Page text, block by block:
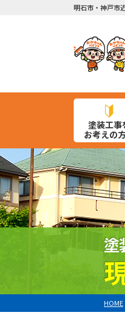
明石市・神戸市
塗装工事
お考えの
塗
HOME